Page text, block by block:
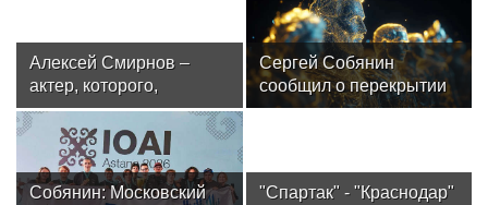
Алексей Смирнов –
актер, которого,
надеюсь, еще не
забыли
Сергей Собянин
сообщил о перекрытии
дорог в Москве 8 и 9
Собянин: Московский
"Спартак" - "Краснодар"